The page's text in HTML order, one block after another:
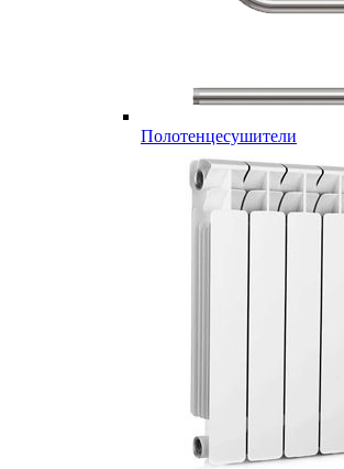
Полотенцесушители